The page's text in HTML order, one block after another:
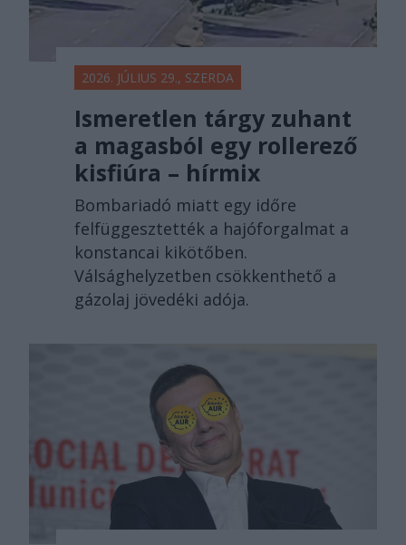
2026. JÚLIUS 29., SZERDA
Ismeretlen tárgy zuhant
a magasból egy rollerező
kisfiúra – hírmix
Bombariadó miatt egy időre
felfüggesztették a hajóforgalmat a
konstancai kikötőben.
Válsághelyzetben csökkenthető a
gázolaj jövedéki adója.